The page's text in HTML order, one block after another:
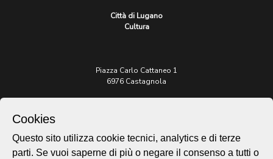
Città di Lugano
Cultura
Piazza Carlo Cattaneo 1
6976 Castagnola
patrimonio@lugano.ch
t. +41 58 866 68 50
Cookies
Questo sito utilizza cookie tecnici, analytics e di terze
parti. Se vuoi saperne di più o negare il consenso a tutti o